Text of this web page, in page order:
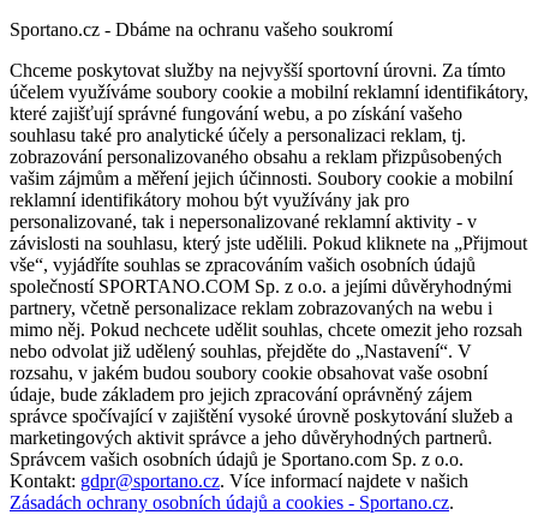
Sportano.cz - Dbáme na ochranu vašeho soukromí
Chceme poskytovat služby na nejvyšší sportovní úrovni. Za tímto
účelem využíváme soubory cookie a mobilní reklamní identifikátory,
které zajišťují správné fungování webu, a po získání vašeho
souhlasu také pro analytické účely a personalizaci reklam, tj.
zobrazování personalizovaného obsahu a reklam přizpůsobených
vašim zájmům a měření jejich účinnosti. Soubory cookie a mobilní
reklamní identifikátory mohou být využívány jak pro
personalizované, tak i nepersonalizované reklamní aktivity - v
závislosti na souhlasu, který jste udělili. Pokud kliknete na „Přijmout
vše“, vyjádříte souhlas se zpracováním vašich osobních údajů
společností SPORTANO.COM Sp. z o.o. a jejími důvěryhodnými
partnery, včetně personalizace reklam zobrazovaných na webu i
mimo něj. Pokud nechcete udělit souhlas, chcete omezit jeho rozsah
nebo odvolat již udělený souhlas, přejděte do „Nastavení“. V
rozsahu, v jakém budou soubory cookie obsahovat vaše osobní
údaje, bude základem pro jejich zpracování oprávněný zájem
správce spočívající v zajištění vysoké úrovně poskytování služeb a
marketingových aktivit správce a jeho důvěryhodných partnerů.
Správcem vašich osobních údajů je Sportano.com Sp. z o.o.
Kontakt: gdpr@sportano.cz. Více informací najdete v našich
Zásadách ochrany osobních údajů a cookies - Sportano.cz.